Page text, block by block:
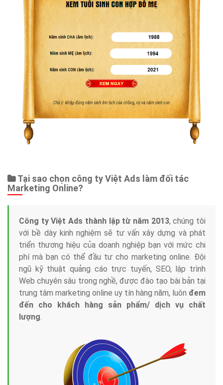
Tại sao chọn công ty Việt Ads làm đối tác
Marketing Online?
Công ty Việt Ads thành lập từ năm 2013, chúng tôi
với bề dày kinh nghiệm sẽ tư vấn xây dựng và phát
triển thương hiệu của doanh nghiệp bạn với mức chi
phí mà bạn có thể đầu tư cho marketing online. Đội
ngũ kỹ thuật quảng cáo trực tuyến, SEO, lập trình
Web chuyên sâu trong nghề, được đào tạo bài bản tại
trung tâm marketing online uy tín hàng năm, luôn đem
đến cho khách hàng sản phẩm/ dịch vụ chất
lượng.